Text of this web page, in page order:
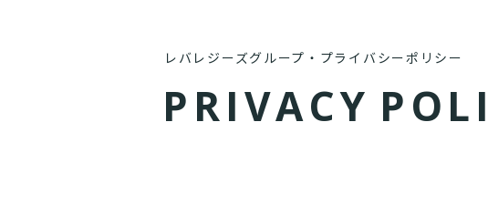
レバレジーズグループ・プライバシーポリシー
P RIVACY POLI